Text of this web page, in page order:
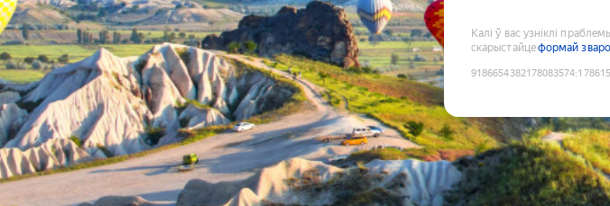
Калі ў вас узніклі
скарыстайцеформай
9186654382178083574: